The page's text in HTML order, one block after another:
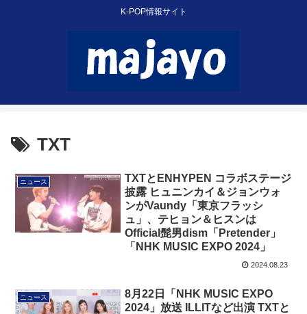
K-POP情報サイト
TXT
ニュース
TXTとENHYPEN コラボステージ
披露 ヒュニンカイ＆ジョンウォ
ンがVaundy「東京フラッシ
ュ」、テヒョン＆ヒスンは
Official髭男dism「Pretender」
「NHK MUSIC EXPO 2024」
2024.08.23
ニュース
8月22日「NHK MUSIC EXPO
2024」放送 ILLITなど出演 TXTと